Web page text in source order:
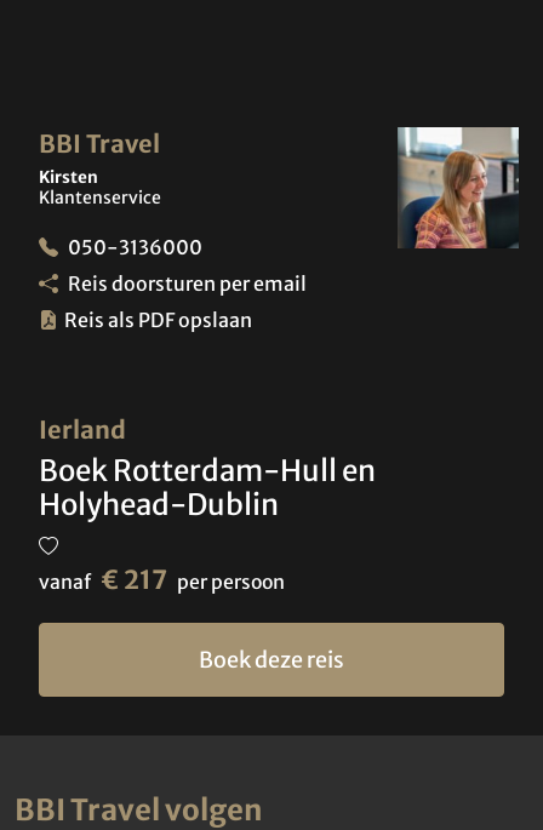
Ierland
Boek Rotterdam-Hull en
Holyhead-Dublin
vanaf € 217 per persoon
Boek deze reis
BBI Travel
Kirsten
Klantenservice
050-3136000
Reis doorsturen per email
Reis als PDF opslaan
BBI Travel volgen